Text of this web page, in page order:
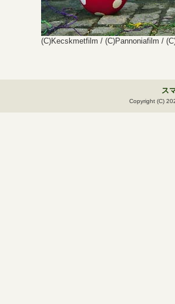
(C)Kecskmetfilm / (C)Pannoniafilm /
ス
Copyright (C)